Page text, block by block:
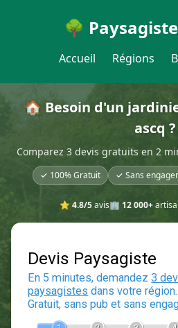
🌳
Accueil Régions
🏠 Besoin d'un
ascq ?
Comparez 3 devis gratuits en 2
✓ 100% Gratuit ✓ Sans
⭐ 4.8/5avis🏢 12 000+
Devis